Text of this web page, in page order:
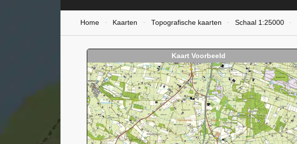
Home - Kaarten - Topografische kaarten - Schaal 1:25000 -